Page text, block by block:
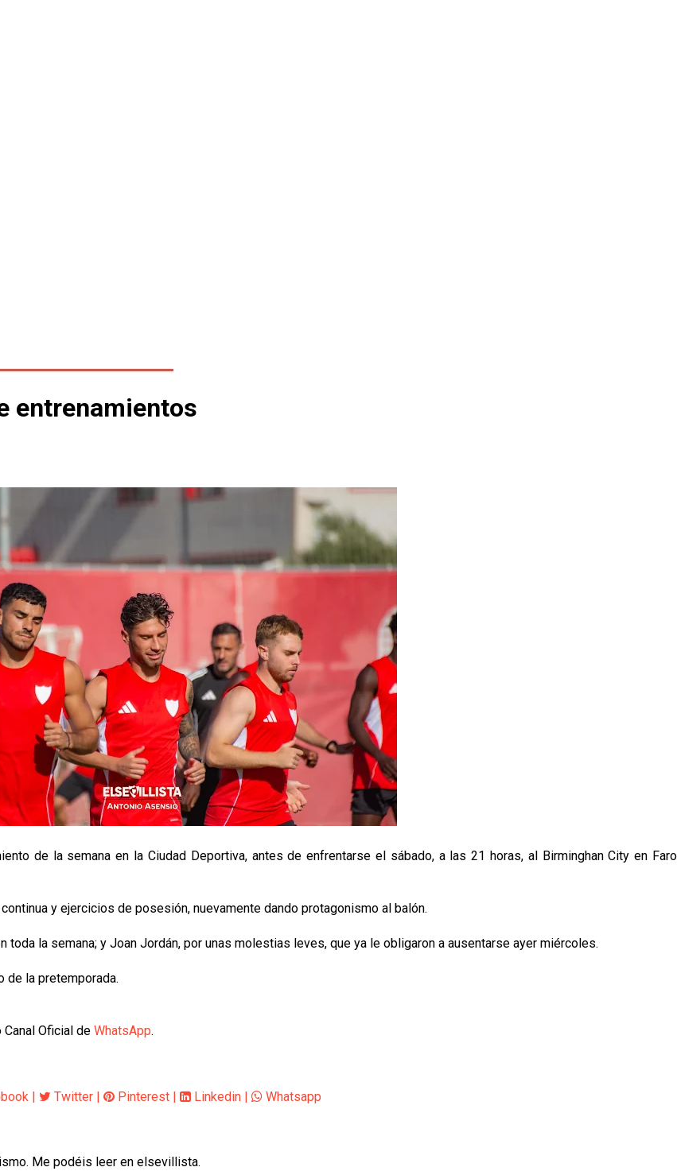
para la 2026/27
choque ante el Bayer Leverkusen
entrenamientos
de la semana en la Ciudad Deportiva, antes de enfrentarse el sábado, a las 21 horas, al Birminghan City en Faro
y ejercicios de posesión, nuevamente dando protagonismo al balón.
toda la semana; y Joan Jordán, por unas molestias leves, que ya le obligaron a ausentarse ayer miércoles.
de la pretemporada.
Canal Oficial de WhatsApp.
| Twitter | Pinterest | Linkedin | Whatsapp
Me podéis leer en elsevillista.